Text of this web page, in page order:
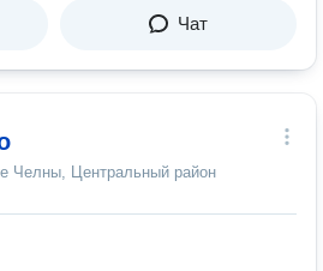
Чат
Челны, Центральный район